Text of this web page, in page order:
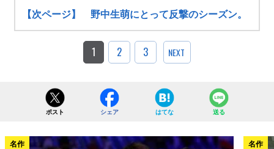
【次ページ】 野中生萌にとって反撃のシーズン。
1 2 3 NEXT
ポスト シェア はてな 送る
名作 名作